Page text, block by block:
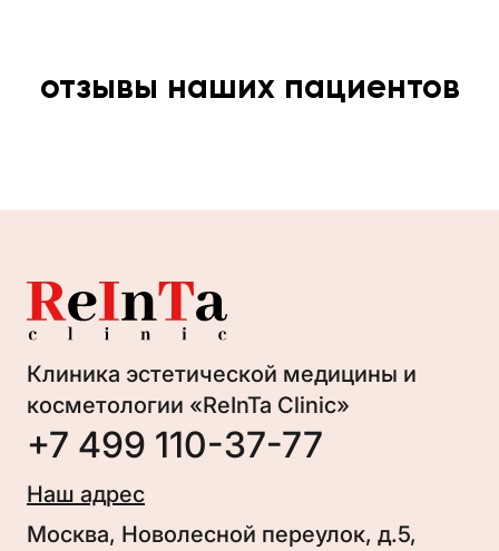
отзывы наших пациентов
Клиника эстетической медицины и
косметологии «ReInTa Clinic»
+7 499 110-37-77
Наш адрес
Москва, Новолесной переулок, д.5,